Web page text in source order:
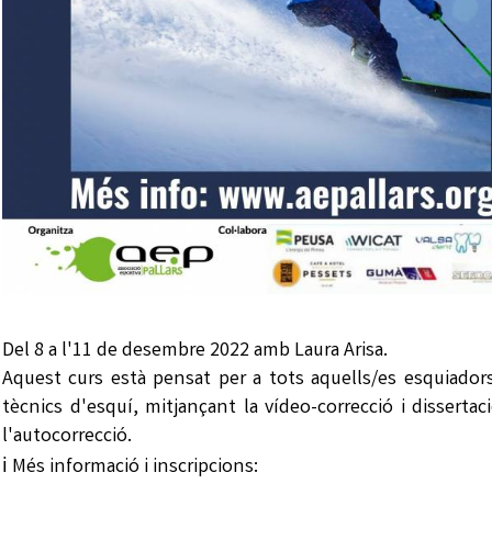
Del 8 a l'11 de desembre 2022 amb Laura Arisa.
Aquest curs està pensat per a tots aquells/es
tècnics d'esquí, mitjançant la vídeo-correcció i
l'autocorrecció.
ℹ️ Més informació i inscripcions: